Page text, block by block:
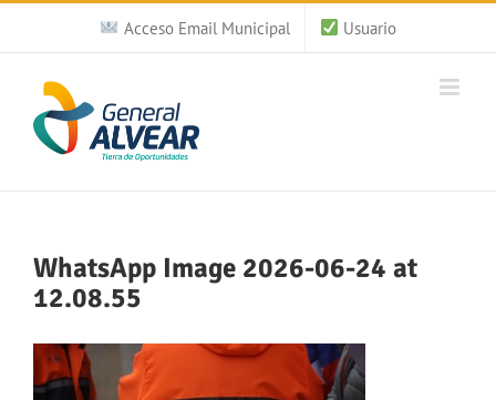
Saltar
contenido
Acceso Email Municipal Usuario
WhatsApp Image 2026-06-24 at
12.08.55